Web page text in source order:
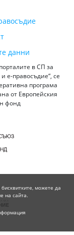
данни
в СП за
е-правосъдие“, се
програма
от Европейския
фонд
можете да
на сайта.